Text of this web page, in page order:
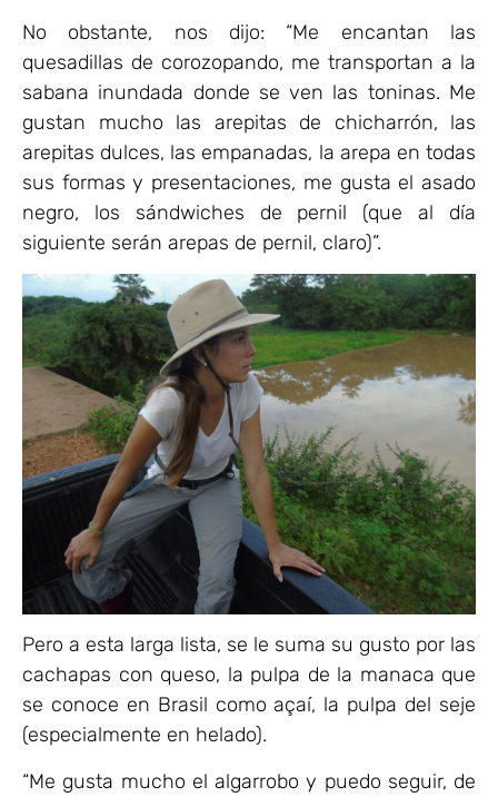
No obstante, nos dijo: “Me encantan las
quesadillas de corozopando, me transportan a la
sabana inundada donde se ven las toninas. Me
gustan mucho las arepitas de chicharrón, las
arepitas dulces, las empanadas, la arepa en todas
sus formas y presentaciones, me gusta el asado
negro, los sándwiches de pernil (que al día
siguiente serán arepas de pernil, claro)”.
Pero a esta larga lista, se le suma su gusto por las
cachapas con queso, la pulpa de la manaca que
se conoce en Brasil como açaí, la pulpa del seje
(especialmente en helado).
“Me gusta mucho el algarrobo y puedo seguir, de